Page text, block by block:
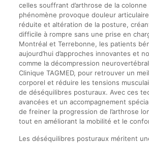
celles souffrant d’arthrose de la
phénomène provoque douleur
réduite et altération de la posture,
difficile à rompre sans une prise en
Montréal et Terrebonne, les patients
aujourd’hui d’approches innovantes et
comme la décompression
Clinique TAGMED, pour retrouver un
corporel et réduire les tensions
de déséquilibres posturaux. Avec ces
avancées et un accompagnement
de freiner la progression de l’arthrose
tout en améliorant la mobilité et le
Les déséquilibres posturaux méritent